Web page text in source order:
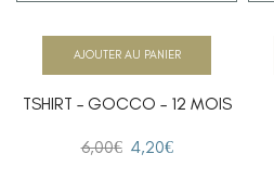
TSHIRT – GOCCO – 12 MOIS
6,00€ 4,20€
AJOUTER AU PANIER